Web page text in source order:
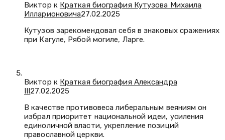
Виктор к Краткая биография Кутузова Михаила
Илларионовича27.02.2025
Кутузов зарекомендовал себя в знаковых сражениях
при Кагуле, Рябой могиле, Ларге.
Виктор к Краткая биография Александра
III27.02.2025
В качестве противовеса либеральным веяниям он
избрал приоритет национальной идеи, усиления
единоличной власти, укрепление позиций
православной церкви.